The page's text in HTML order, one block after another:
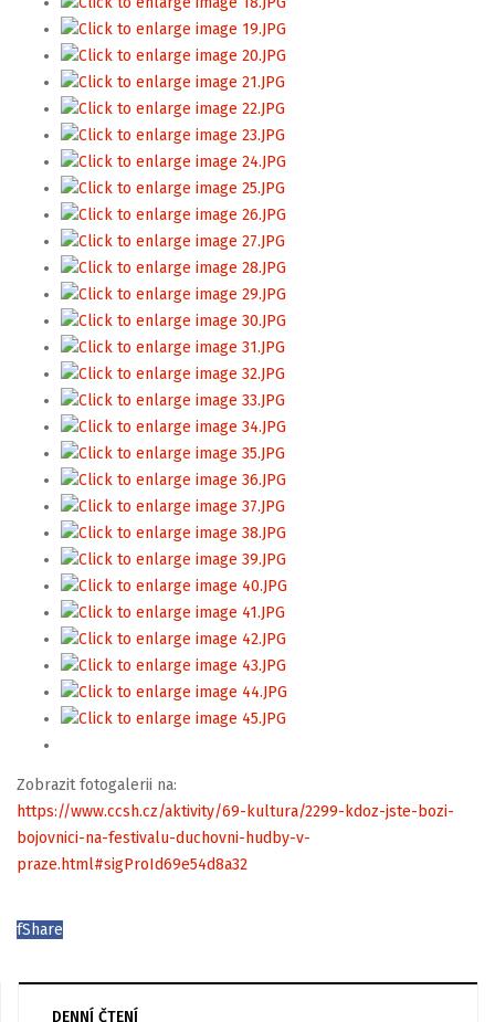
Zobrazit fotogalerii na:
https://www.ccsh.cz/aktivity/69-kultura/2299-kdoz-jste-bozi-
bojovnici-na-festivalu-duchovni-hudby-v-
praze.html#sigProId69e54d8a32
fShare
DENNÍ ČTENÍ